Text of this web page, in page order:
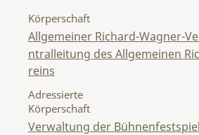
Körperschaft
Allgemeiner Richard-Wagner-
ntralleitung des Allgemeinen
reins
Adressierte
Körperschaft
Verwaltung der